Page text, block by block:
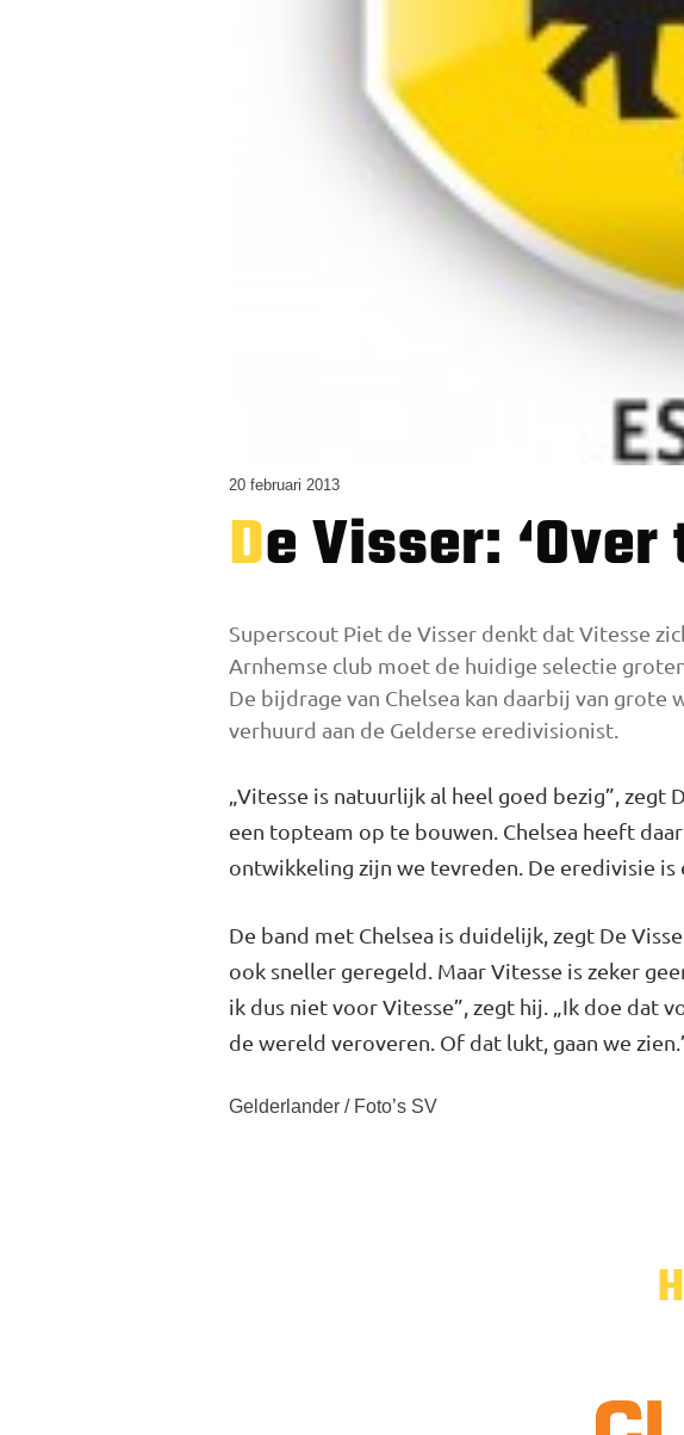
20 februari 2013
De Visser:
Superscout Piet de Visser denkt dat Vitesse
Arnhemse club moet de huidige selectie
De bijdrage van Chelsea kan daarbij van
verhuurd aan de Gel­derse eredivisionist.
„Vitesse is natuurlijk al heel goed bezig”, zegt
een topteam op te bouwen. Chelsea heeft
ontwikkeling zijn we tevreden. De eredivisie is
De band met Chelsea is duidelijk, zegt De
ook sneller geregeld. Maar Vitesse is zeker
ik dus niet voor Vitesse”, zegt hij. „Ik doe dat
de we­reld veroveren. Of dat lukt, gaan we
Gelderlander / Foto’s SV